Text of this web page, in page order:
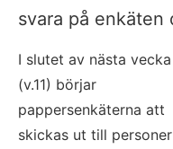
svara på enkäten
I slutet av nästa vecka
(v.11) börjar
pappersenkäterna att
skickas ut till